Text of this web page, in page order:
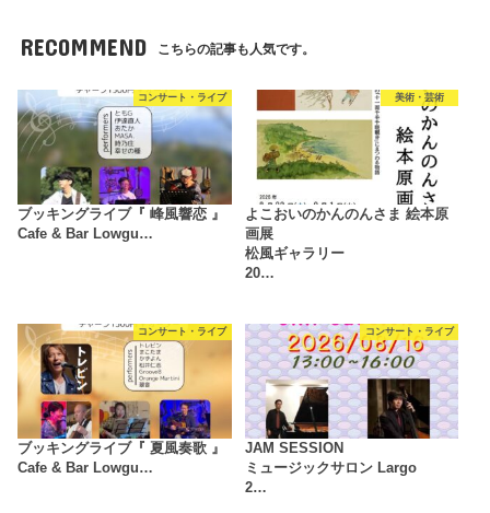
RECOMMEND こちらの記事も人気です。
コンサート・ライブ
ブッキングライブ『 峰風響恋 』
Cafe & Bar Lowgu…
美術・芸術
よこおいのかんのんさま 絵本原
画展
松風ギャラリー
20…
コンサート・ライブ
ブッキングライブ『 夏風奏歌 』
Cafe & Bar Lowgu…
コンサート・ライブ
JAM SESSION
ミュージックサロン Largo
2…